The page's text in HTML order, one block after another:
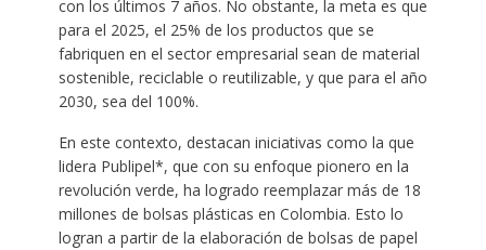
con los últimos 7 años. No obstante, la meta es que
para el 2025, el 25% de los productos que se
fabriquen en el sector empresarial sean de material
sostenible, reciclable o reutilizable, y que para el año
2030, sea del 100%.
En este contexto, destacan iniciativas como la que
lidera Publipel*, que con su enfoque pionero en la
revolución verde, ha logrado reemplazar más de 18
millones de bolsas plásticas en Colombia. Esto lo
logran a partir de la elaboración de bolsas de papel